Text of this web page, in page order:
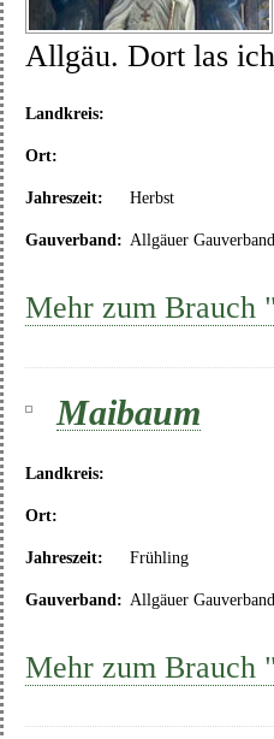
Allgäu. Dort las
Landkreis:
Ort:
Jahreszeit: Herbst
Gauverband: Allgäuer Gauverband
Mehr zum Brauch
Maibaum
Landkreis:
Ort:
Jahreszeit: Frühling
Gauverband: Allgäuer Gauverband
Mehr zum Brauch